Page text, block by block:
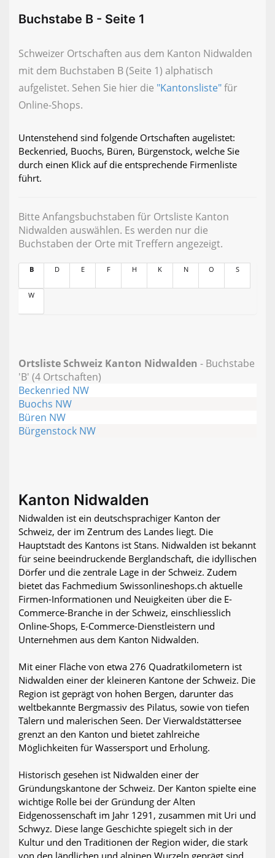
Buchstabe B - Seite 1
Schweizer Ortschaften aus dem Kanton Nidwalden
mit dem Buchstaben B (Seite 1) alphatisch
aufgelistet. Sehen Sie hier die "Kantonsliste"für
Online-Shops.
Untenstehend sind folgende Ortschaften augelistet:
Beckenried, Buochs, Büren, Bürgenstock, welche Sie
durch einen Klick auf die entsprechende Firmenliste
führt.
Bitte Anfangsbuchstaben für Ortsliste Kanton
Nidwalden auswählen. Es werden nur die
Buchstaben der Orte mit Treffern angezeigt.
B D E F H K N O S
W
Ortsliste Schweiz Kanton Nidwalden - Buchstabe
'B' (4 Ortschaften)
Beckenried NW
Buochs NW
Büren NW
Bürgenstock NW
Kanton Nidwalden
Nidwalden ist ein deutschsprachiger Kanton der
Schweiz, der im Zentrum des Landes liegt. Die
Hauptstadt des Kantons ist Stans. Nidwalden ist bekannt
für seine beeindruckende Berglandschaft, die idyllischen
Dörfer und die zentrale Lage in der Schweiz. Zudem
bietet das Fachmedium Swissonlineshops.ch aktuelle
Firmen-Informationen und Neuigkeiten über die E-
Commerce-Branche in der Schweiz, einschliesslich
Online-Shops, E-Commerce-Dienstleistern und
Unternehmen aus dem Kanton Nidwalden.
Mit einer Fläche von etwa 276 Quadratkilometern ist
Nidwalden einer der kleineren Kantone der Schweiz. Die
Region ist geprägt von hohen Bergen, darunter das
weltbekannte Bergmassiv des Pilatus, sowie von tiefen
Tälern und malerischen Seen. Der Vierwaldstättersee
grenzt an den Kanton und bietet zahlreiche
Möglichkeiten für Wassersport und Erholung.
Historisch gesehen ist Nidwalden einer der
Gründungskantone der Schweiz. Der Kanton spielte eine
wichtige Rolle bei der Gründung der Alten
Eidgenossenschaft im Jahr 1291, zusammen mit Uri und
Schwyz. Diese lange Geschichte spiegelt sich in der
Kultur und den Traditionen der Region wider, die stark
von den ländlichen und alpinen Wurzeln geprägt sind.